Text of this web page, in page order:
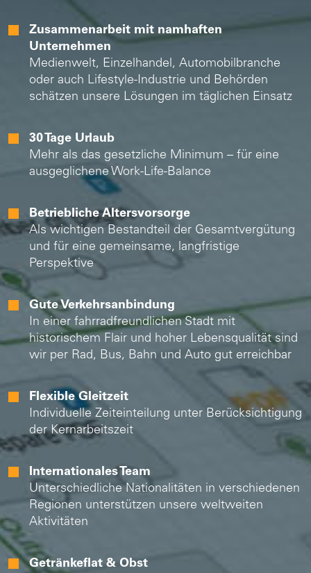
Zusammenarbeit mit namhaften
Unternehmen
Medienwelt, Einzelhandel, Automobilbranche
oder auch Lifestyle-Industrie und Behörden
schätzen unsere Lösungen im täglichen Einsatz
30 Tage Urlaub
Mehr als das gesetzliche Minimum – für eine
ausgeglichene Work-Life-Balance
Betriebliche Altersvorsorge
Als wichtigen Bestandteil der Gesamtvergütung
und für eine gemeinsame, langfristige
Perspektive
Gute Verkehrsanbindung
In einer fahrradfreundlichen Stadt mit
historischem Flair und hoher Lebensqualität sind
wir per Rad, Bus, Bahn und Auto gut erreichbar
Flexible Gleitzeit
Individuelle Zeiteinteilung unter Berücksichtigung
der Kernarbeitszeit
Internationales Team
Unterschiedliche Nationalitäten in verschiedenen
Regionen unterstützen unsere weltweiten
Aktivitäten
Getränkeflat & Obst